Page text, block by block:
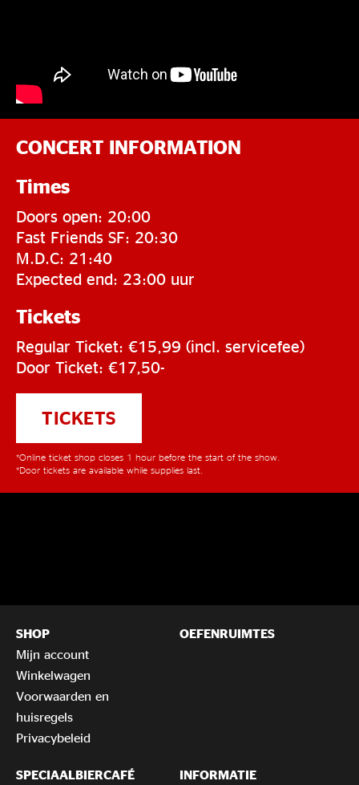
CONCERT INFORMATION
Times
Doors open: 20:00
Fast Friends SF: 20:30
M.D.C: 21:40
Expected end: 23:00 uur
Tickets
Regular Ticket: €15,99 (incl. servicefee)
Door Ticket: €17,50-
TICKETS
*Online ticket shop closes 1 hour before the start of the show.
*Door tickets are available while supplies last.
SHOP
Mijn account
Winkelwagen
Voorwaarden en
huisregels
Privacybeleid
OEFENRUIMTES
SPECIAALBIERCAFÉ INFORMATIE